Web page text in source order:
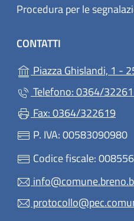
Procedura per le
CONTATTI
Piazza Ghislandi, 1 -
Telefono: 0364/
Fax: 0364/322619
P. IVA: 00583090980
Codice fiscale: